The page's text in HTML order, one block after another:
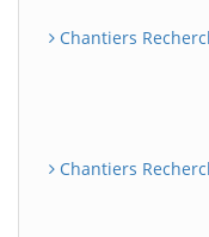
Chantiers
Chantiers